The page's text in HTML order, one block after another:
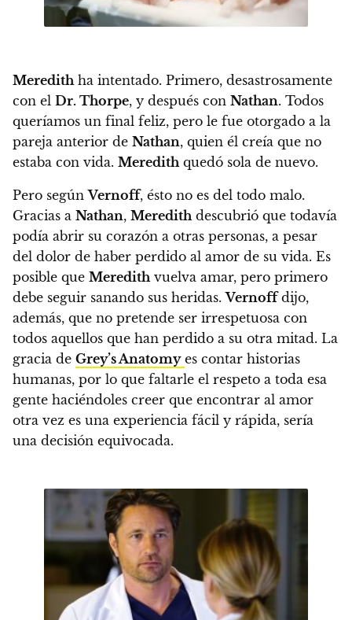
Meredithha intentado. Primero, desastrosamente
con el Dr. Thorpe, y después con Nathan. Todos
queríamos un final feliz, pero le fue otorgado a la
pareja anterior de Nathan, quien él creía que no
estaba con vida. Meredithquedó sola de nuevo.
Pero segúnVernoff, ésto no es del todo malo.
Gracias a Nathan, Meredithdescubrió que todavía
podía abrir su corazón a otras personas, a pesar
del dolor de haber perdido al amor de su vida. Es
posible que Meredithvuelva amar, pero primero
debe seguir sanando sus heridas.Vernoffdijo,
además, que no pretende ser irrespetuosa con
todos aquellos que han perdido a su otra mitad. La
gracia de Grey’s Anatomy es contar historias
humanas, por lo que faltarle el respeto a toda esa
gente haciéndoles creer que encontrar al amor
otra vez es una experiencia fácil y rápida, sería
una decisión equivocada.